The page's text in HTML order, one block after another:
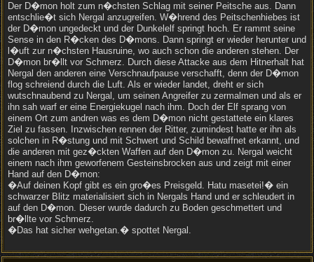
Der D�mon holt zum n�chsten Schlag mit seiner Peitsche aus. Dann
entschlie�t sich Nergal anzugreifen. W�hrend des Peitschenhiebes ist
der D�mon ungedeckt und der Dunkelelf springt hoch. Er rammt seine
Sense in den R�cken des D�mons. Dann springt er wieder herunter und
l�uft zur n�chsten Hausruine, wo auch schon die anderen stehen. Der
D�mon br�llt vor Schmerz. Durch diese Attacke aus dem Hitnerhalt hat
Nergal den anderen eine Verschnaufpause verschafft, denn der D�mon
flog schreiend durch die Luft. Als er wieder landet, dreht er sich
wutschnaubend zu Nergal, um seinen Angreifer zu zermalmen und als er
ihn sah warf er eine Energiekugel nach ihm. Doch der Elf sprang von
einem Ort zum andren was es dem D�mon nicht gestattete ein klares
Ziel zu fassen. Inzwischen rennen der Ritter, zumindest hatte er ihn als
solchen in R�stung und mit Schwert und Schild bewaffnet erkannt, und
die anderen mit gez�ckten Waffen auf den D�mon zu. Nergal weicht
einem nach ihm geworfenem Gesteinsbrocken aus und zeigt mit einer
Hand auf den D�mon:
�Auf deinen Kopf gibt es ein gro�es Preisgeld. Hatu masetei!� ein
schwarzer Blitz materialisiert sich in Nergals Hand und er schleudert in
auf den D�mon. Dieser wurde dadurch zu Boden geschmettert und
br�llte vor Schmerz.
�Das hat sicher wehgetan.� spottet Nergal.